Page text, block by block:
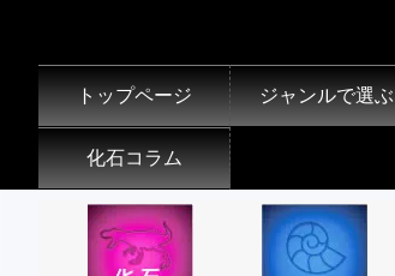
トップページ ジャンルで選ぶ
化石コラム